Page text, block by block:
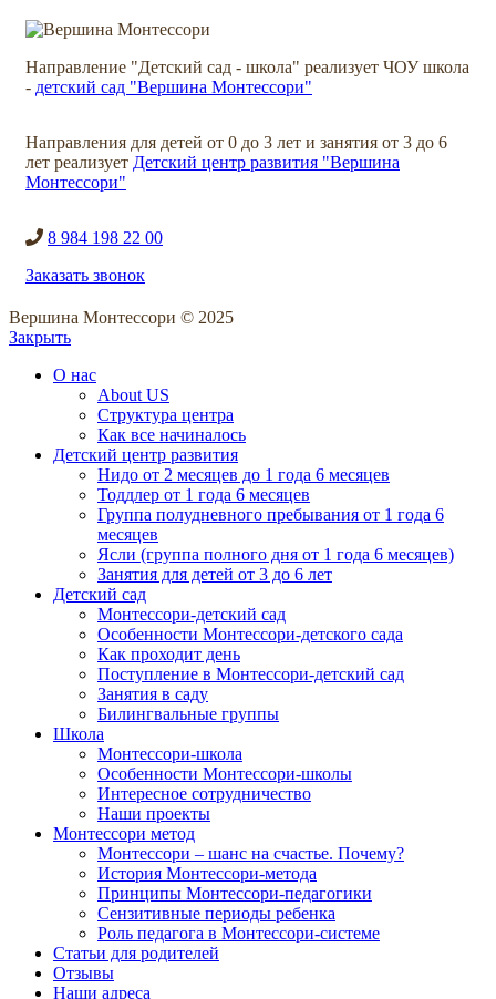
Направление "Детский сад - школа" реализует ЧОУ школа
- детский сад "Вершина Монтессори"
Направления для детей от 0 до 3 лет и занятия от 3 до 6
лет реализует Детский центр развития "Вершина
Монтессори"
8 984 198 22 00
Заказать звонок
Вершина Монтессори © 2025
Закрыть
О нас
About US
Структура центра
Как все начиналось
Детский центр развития
Нидо от 2 месяцев до 1 года 6 месяцев
Тоддлер от 1 года 6 месяцев
Группа полудневного пребывания от 1 года 6
месяцев
Ясли (группа полного дня от 1 года 6 месяцев)
Занятия для детей от 3 до 6 лет
Детский сад
Монтессори-детский сад
Особенности Монтессори-детского сада
Как проходит день
Поступление в Монтессори-детский сад
Занятия в саду
Билингвальные группы
Школа
Монтессори-школа
Особенности Монтессори-школы
Интересное сотрудничество
Наши проекты
Монтессори метод
Монтессори – шанс на счастье. Почему?
История Монтессори-метода
Принципы Монтессори-педагогики
Сензитивные периоды ребенка
Роль педагога в Монтессори-системе
Статьи для родителей
Отзывы
Наши адреса